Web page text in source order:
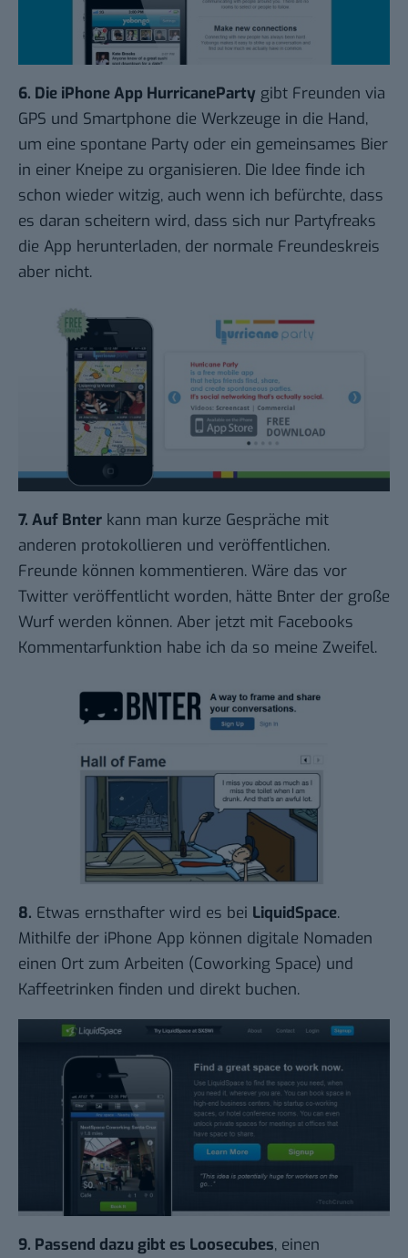
6. Die iPhone App HurricaneParty gibt Freunden via
GPS und Smartphone die Werkzeuge in die Hand,
um eine spontane Party oder ein gemeinsames Bier
in einer Kneipe zu organisieren. Die Idee finde ich
schon wieder witzig, auch wenn ich befürchte, dass
es daran scheitern wird, dass sich nur Partyfreaks
die App herunterladen, der normale Freundeskreis
aber nicht.
7. Auf Bnter kann man kurze Gespräche mit
anderen protokollieren und veröffentlichen.
Freunde können kommentieren. Wäre das vor
Twitter veröffentlicht worden, hätte Bnter der große
Wurf werden können. Aber jetzt mit Facebooks
Kommentarfunktion habe ich da so meine Zweifel.
8. Etwas ernsthafter wird es bei LiquidSpace.
Mithilfe der iPhone App können digitale Nomaden
einen Ort zum Arbeiten (Coworking Space) und
Kaffeetrinken finden und direkt buchen.
9. Passend dazu gibt es Loosecubes, einen